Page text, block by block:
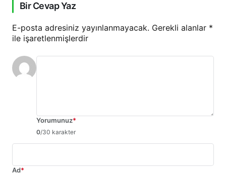
Bir Cevap Yaz
E-posta adresiniz yayınlanmayacak. Gerekli alanlar *
ile işaretlenmişlerdir
Yorumunuz*
0/30 karakter
Ad*